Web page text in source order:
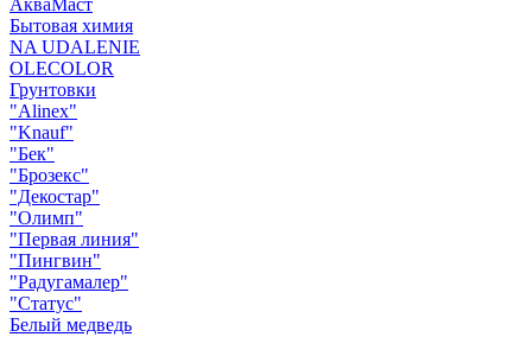
АкваМаст
Бытовая химия
NA UDALENIE
OLECOLOR
Грунтовки
"Alinex"
"Knauf"
"Бек"
"Брозекс"
"Декостар"
"Олимп"
"Первая линия"
"Пингвин"
"Радугамалер"
"Статус"
Белый медведь